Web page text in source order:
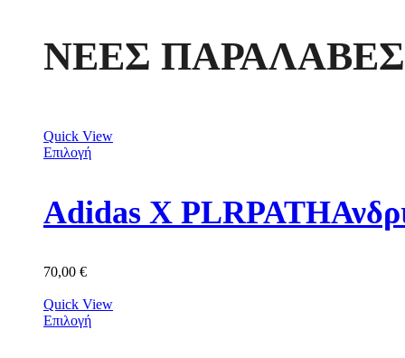
ΝΕΕΣ ΠΑΡΑΛΑΒΕΣ
Quick View
Επιλογή
Adidas X
70,00 €
Quick View
Επιλογή